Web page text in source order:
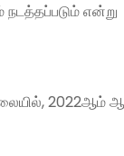
நடத்தப்படும் என்று